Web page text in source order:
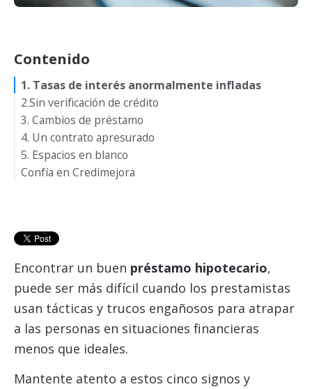
Contenido
1. Tasas de interés anormalmente infladas
2.Sin verificación de crédito
3. Cambios de préstamo
4. Un contrato apresurado
5. Espacios en blanco
Confía en Credimejora
Encontrar un buen préstamo hipotecario,
puede ser más difícil cuando los prestamistas
usan tácticas y trucos engañosos para atrapar
a las personas en situaciones financieras
menos que ideales.
Mantente atento a estos cinco signos y